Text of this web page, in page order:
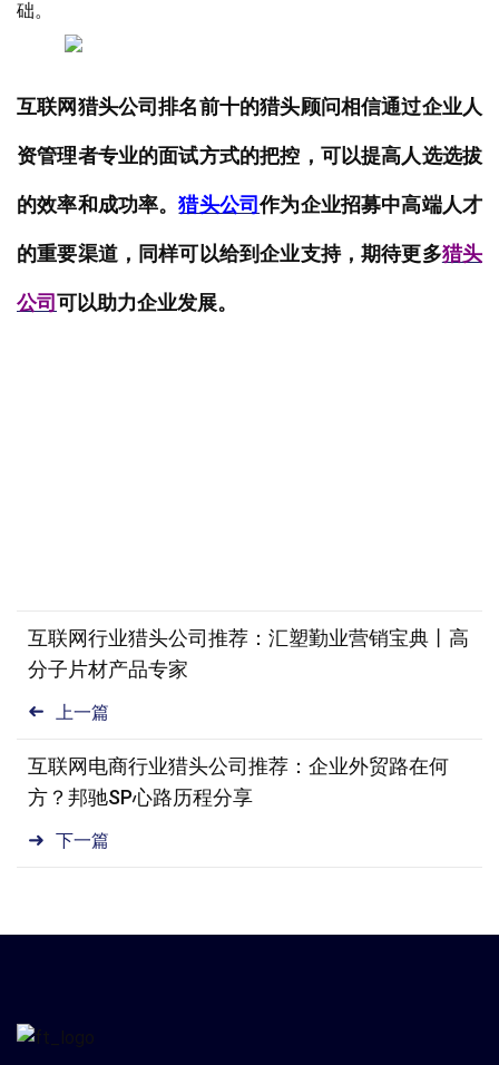
础。
互联网猎头公司排名前十的猎头顾问相信通过企业人
资管理者专业的面试方式的把控，可以提高人选选拔
的效率和成功率。猎头公司作为企业招募中高端人才
的重要渠道，同样可以给到企业支持，期待更多猎头
公司 可以助力企业发展。
上一篇
互联网行业猎头公司推荐：汇塑勤业营销宝典丨高
分子片材产品专家
下一篇
互联网电商行业猎头公司推荐：企业外贸路在何
方？邦驰SP心路历程分享